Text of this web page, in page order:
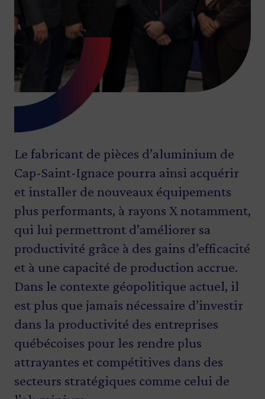
Le fabricant de pièces d’aluminium de
Cap-Saint-Ignace pourra ainsi acquérir
et installer de nouveaux équipements
plus performants, à rayons X notamment,
qui lui permettront d’améliorer sa
productivité grâce à des gains d’efficacité
et à une capacité de production accrue.
Dans le contexte géopolitique actuel, il
est plus que jamais nécessaire d’investir
dans la productivité des entreprises
québécoises pour les rendre plus
attrayantes et compétitives dans des
secteurs stratégiques comme celui de